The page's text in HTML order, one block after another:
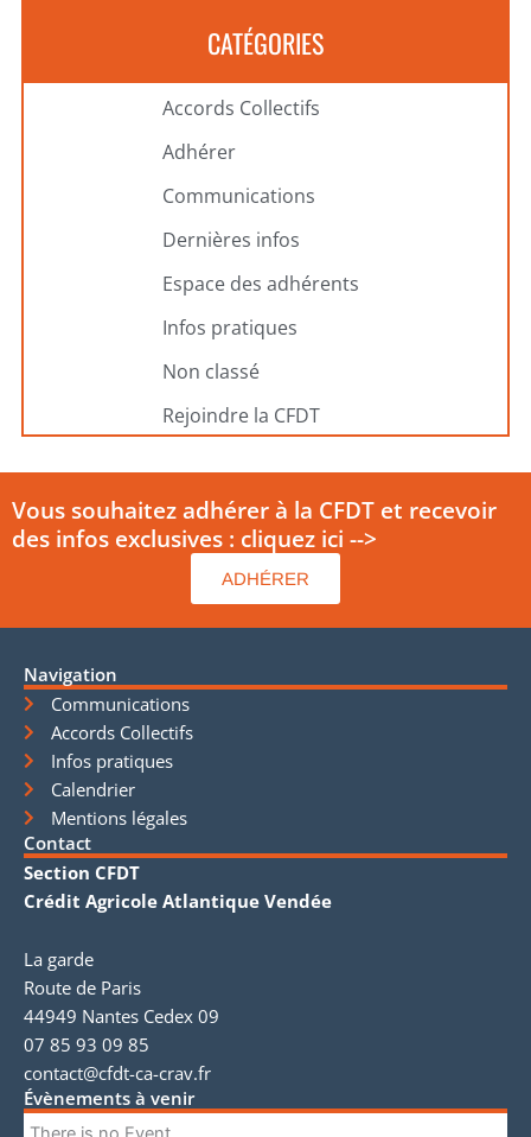
CATÉGORIES
Accords Collectifs
Adhérer
Communications
Dernières infos
Espace des adhérents
Infos pratiques
Non classé
Rejoindre la CFDT
Vous souhaitez adhérer à la CFDT et recevoir
des infos exclusives : cliquez ici -->
ADHÉRER
Navigation
Communications
Accords Collectifs
Infos pratiques
Calendrier
Mentions légales
Contact
Section CFDT
Crédit Agricole Atlantique Vendée
La garde
Route de Paris
44949 Nantes Cedex 09
07 85 93 09 85
contact@cfdt-ca-crav.fr
Évènements à venir